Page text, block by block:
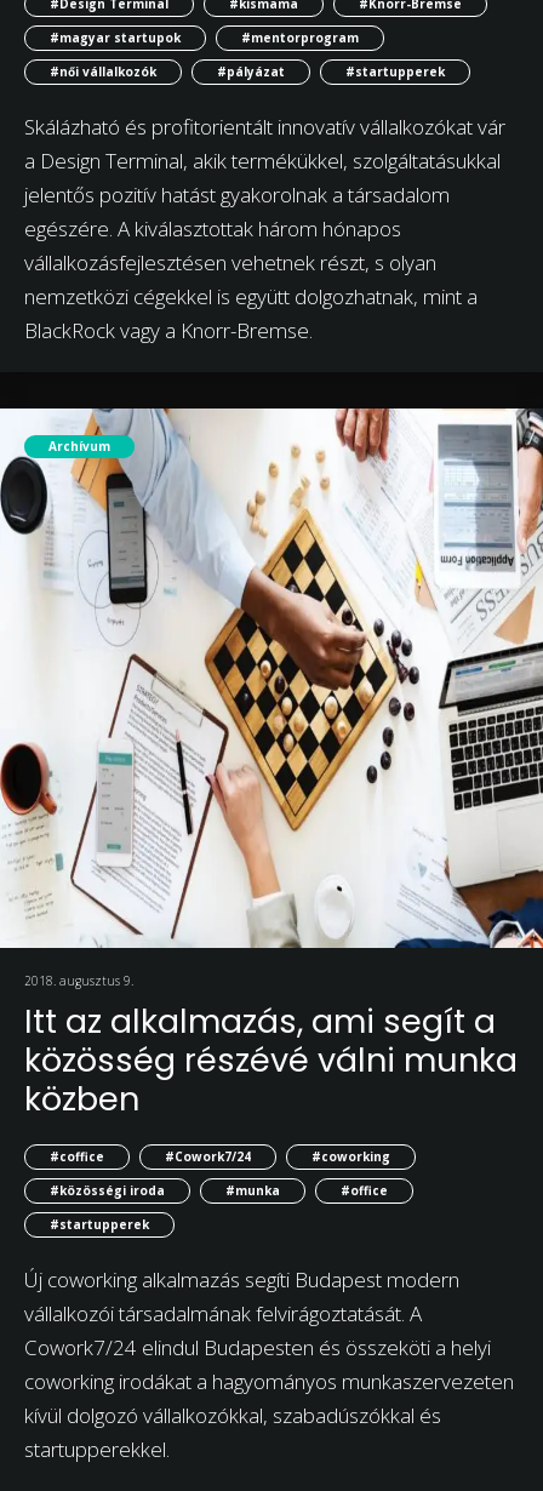
#Design Terminal #kismama
#Knorr-Bremse
#magyar startupok
#mentorprogram
#női vállalkozók
#pályázat #startupperek
Skálázható és profitorientált innovatív vállalkozókat vár
a Design Terminal, akik termékükkel, szolgáltatásukkal
jelentős pozitív hatást gyakorolnak a társadalom
egészére. A kiválasztottak három hónapos
vállalkozásfejlesztésen vehetnek részt, s olyan
nemzetközi cégekkel is együtt dolgozhatnak, mint a
BlackRock vagy a Knorr-Bremse.
Archívum
2018. augusztus 9.
Itt az alkalmazás, ami segít a
közösség részévé válni munka
közben
#coffice #Cowork7/24
#coworking
#közösségi iroda
#munka
#office
#startupperek
Új coworking alkalmazás segíti Budapest modern
vállalkozói társadalmának felvirágoztatását. A
Cowork7/24 elindul Budapesten és összeköti a helyi
coworking irodákat a hagyományos munkaszervezeten
kívül dolgozó vállalkozókkal, szabadúszókkal és
startupperekkel.